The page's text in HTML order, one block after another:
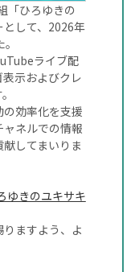
「ひろゆきの
して、2026年
ライブ配
示およびクレ
の効率化を支援
ネルでの情報
してまいりま
ゆきのユキサキ
ますよう、よ